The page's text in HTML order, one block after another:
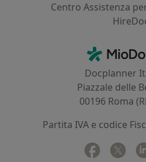
Centro Assistenza
Docplanner
Piazzale delle
00196 Roma
Partita IVA e codice
Facebook
si apresi